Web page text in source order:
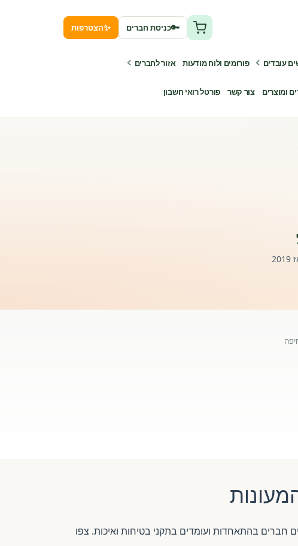
עובדים פורומים ולוח מודעות אזור לחברים
ומוצרים צור קשר פורטל רואי חשבון
🔑כניסת חברים ✨הצטרפות
יום מפוקחים בחיפה. כל הגנים חברים בהתאחדות ועומדים בתקני בטיחות ואיכות. צפו